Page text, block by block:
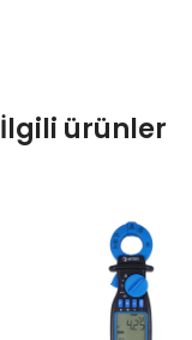
İlgili ürünler